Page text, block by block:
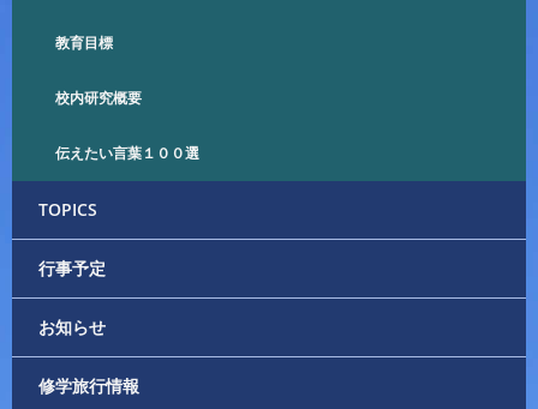
ン教育目標
校内研究概要
伝えたい言葉１００選
TOPICS
行事予定
お知らせ
修学旅行情報